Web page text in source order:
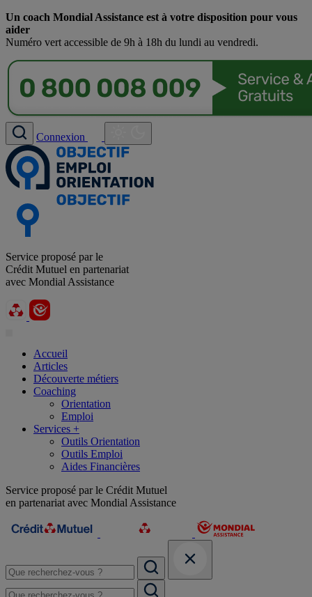
Un coach Mondial Assistance est à votre disposition pour vous
aider
Numéro vert accessible de 9h à 18h du lundi au vendredi.
Connexion
Service proposé par le
Crédit Mutuel en partenariat
avec Mondial Assistance
Accueil
Articles
Découverte métiers
Coaching
Orientation
Emploi
Services +
Outils Orientation
Outils Emploi
Aides Financières
Service proposé par le Crédit Mutuel
en partenariat avec Mondial Assistance